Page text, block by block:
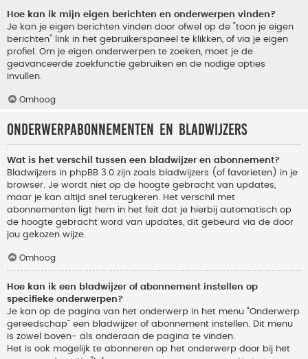
Hoe kan ik mijn eigen berichten en onderwerpen vinden?
Je kan je eigen berichten vinden door ofwel op de "toon je eigen
berichten" link in het gebruikerspaneel te klikken, of via je eigen
profiel. Om je eigen onderwerpen te zoeken, moet je de
geavanceerde zoekfunctie gebruiken en de nodige opties
invullen.
Omhoog
Onderwerpabonnementen en bladwijzers
Wat is het verschil tussen een bladwijzer en abonnement?
Bladwijzers in phpBB 3.0 zijn zoals bladwijzers (of favorieten) in je
browser. Je wordt niet op de hoogte gebracht van updates,
maar je kan altijd snel terugkeren. Het verschil met
abonnementen ligt hem in het feit dat je hierbij automatisch op
de hoogte gebracht word van updates, dit gebeurd via de door
jou gekozen wijze.
Omhoog
Hoe kan ik een bladwijzer of abonnement instellen op
specifieke onderwerpen?
Je kan op de pagina van het onderwerp in het menu “Onderwerp
gereedschap” een bladwijzer of abonnement instellen. Dit menu
is zowel boven- als onderaan de pagina te vinden.
Het is ook mogelijk te abonneren op het onderwerp door bij het